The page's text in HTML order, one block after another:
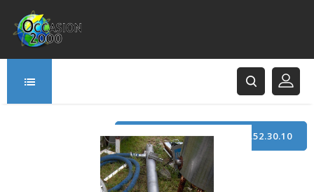
TÉLÉPHONE : +33 (0)3.21.52.30.10
166 Rue Principale
62120 Saint-Hilaire-Cottes